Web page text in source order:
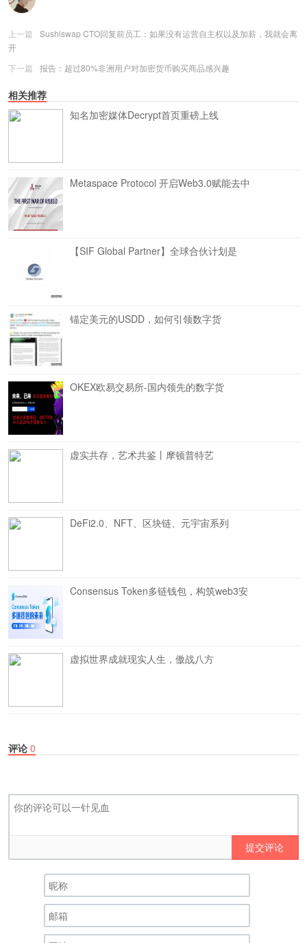
上一篇
Sushiswap CTO回复前员工：如果没有运营自主权以及加薪，我就会离
开
下一篇
报告：超过80%非洲用户对加密货币购买商品感兴趣
相关推荐
知名加密媒体Decrypt首页重磅上线
Metaspace Protocol 开启Web3.0赋能去中
【SIF Global Partner】全球合伙计划是
锚定美元的USDD，如何引领数字货
OKEX欧易交易所-国内领先的数字货
虚实共存，艺术共鉴丨摩顿普特艺
DeFi2.0、NFT、区块链、元宇宙系列
Consensus Token多链钱包，构筑web3安
虚拟世界成就现实人生，傲战八方
评论 0
提交评论